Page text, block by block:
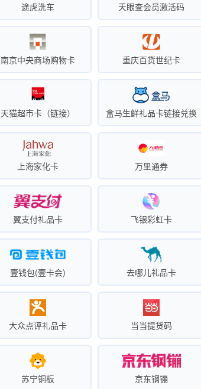
途虎洗车 天眼查会员激活码
南京中央商场购物卡 重庆百货世纪卡
天猫超市卡（链接） 盒马生鲜礼品卡链接兑换
上海家化卡 万里通券
翼支付礼品卡 飞银彩虹卡
壹钱包(壹卡会) 去哪儿礼品卡
大众点评礼品卡 当当提货码
苏宁铜板 京东钢镚